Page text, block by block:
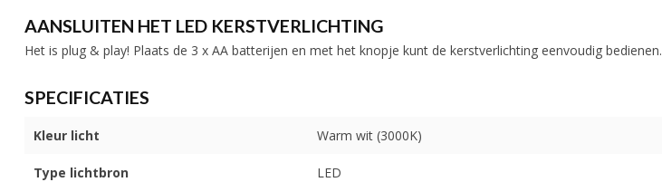
AANSLUITEN HET LED KERSTVERLICHTING
Het is plug & play! Plaats de 3 x AA batterijen en met het knopje kunt de kerstverlichting eenvoudig bedienen.
SPECIFICATIES
Kleur licht Warm wit (3000K)
Type lichtbron LED